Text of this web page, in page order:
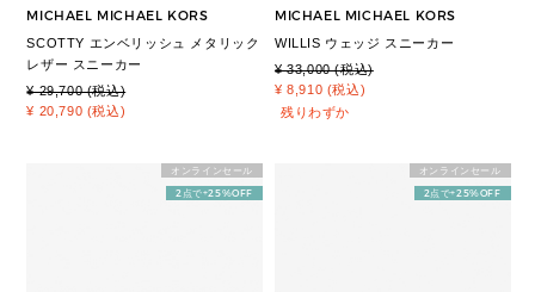
MICHAEL MICHAEL KORS
SCOTTY エンベリッシュ メタリック
レザー スニーカー
¥ 29,700 (税込)
¥ 20,790 (税込)
MICHAEL MICHAEL KORS
WILLIS ウェッジ スニーカー
¥ 33,000 (税込)
¥ 8,910 (税込)
残りわずか
オンラインセール
2点で+25%OFF
オンラインセール
2点で+25%OFF